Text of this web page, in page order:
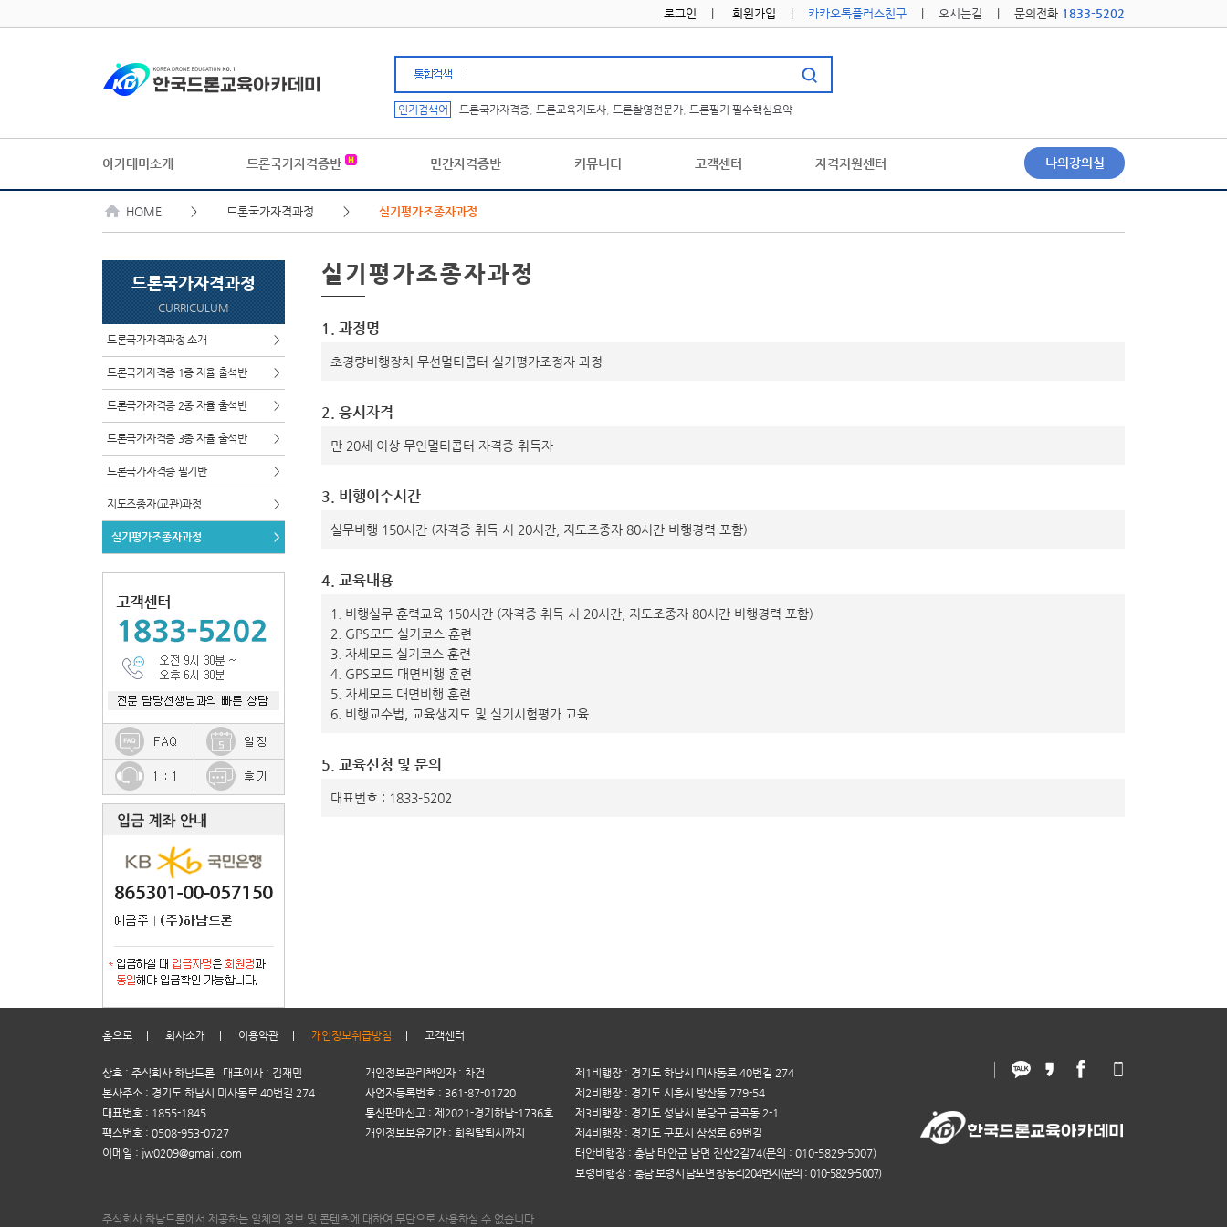
로그인 회원가입 카카오톡플러스친구 오시는길 | 문의전화 1833-5202
인기검색어 드론국가자격증 드론교육지도사 드론촬영전문가 드론필기 필수핵심요약
아카데미소개 드론국가자격증반 민간자격증반 커뮤니티 고객센터 자격지원센터 나의강의실
HOME > 드론국가자격과정 > 실기평가조종자과정
드론국가자격과정
CURRICULUM
드론국가자격과정 소개 >
드론국가자격증 1종 자율 출석반 >
드론국가자격증 2종 자율 출석반 >
드론국가자격증 3종 자율 출석반 >
드론국가자격증 필기반 >
지도조종자(교관)과정 >
실기평가조종자과정 >
실기평가조종자과정
1. 과정명
초경량비행장치 무선멀티콥터 실기평가조정자 과정
2. 응시자격
만 20세 이상 무인멀티콥터 자격증 취득자
3. 비행이수시간
실무비행 150시간 (자격증 취득 시 20시간, 지도조종자 80시간 비행경력 포함)
4. 교육내용
1. 비행실무 훈력교육 150시간 (자격증 취득 시 20시간, 지도조종자 80시간 비행경력 포함)
2. GPS모드 실기코스 훈련
3. 자세모드 실기코스 훈련
4. GPS모드 대면비행 훈련
5. 자세모드 대면비행 훈련
6. 비행교수법, 교육생지도 및 실기시험평가 교육
5. 교육신청 및 문의
대표번호 : 1833-5202
홈으로 회사소개 이용약관 개인정보취급방침 고객센터
상호 : 주식회사 하남드론 대표이사 : 김재민
본사주소 : 경기도 하남시 미사동로 40번길 274
대표번호 : 1855-1845
팩스번호 : 0508-953-0727
이메일 : jw0209@gmail.com
개인정보관리책임자 : 차건
사업자등록번호 : 361-87-01720
통신판매신고 : 제2021-경기하남-1736호
개인정보보유기간 : 회원탈퇴시까지
제1비행장 : 경기도 하남시 미사동로 40번길 274
제2비행장 : 경기도 시흥시 방산동 779-54
제3비행장 : 경기도 성남시 분당구 금곡동 2-1
제4비행장 : 경기도 군포시 삼성로 69번길
태안비행장 : 충남 태안군 남면 진산2길74(문의 : 010-5829-5007)
보령비행장 : 충남 보령시 남포면 창동리204번지(문의 : 010-5829-5007)
주식회사 하남드론에서 제공하는 일체의 정보 및 콘텐츠에 대하여 무단으로 사용하실 수 없습니다